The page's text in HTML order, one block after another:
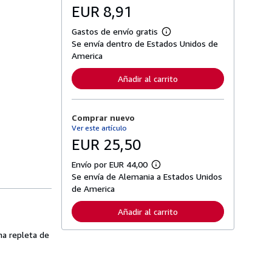
repleta de
EUR 8,91
Gastos de envío gratis
M
á
f
o
r
b
e
a
Se envía dentro de Estados Unidos de
America
Añadir al carrito
Comprar nuevo
Ver este artículo
EUR 25,50
Envío por EUR 44,00
M
á
f
o
r
Se envía de Alemania a Estados Unidos
de America
Añadir al carrito